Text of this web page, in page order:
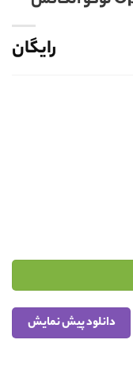
رایگان
دانلود پیش نمایش